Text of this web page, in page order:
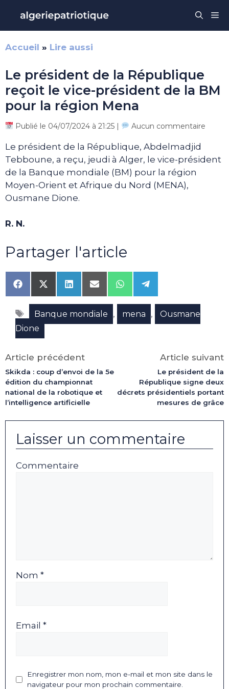
contenu
Accueil » Lire aussi
Le président de la République
reçoit le vice-président de la BM
pour la région Mena
Publié le 04/07/2024 à 21:25 | Aucun commentaire
Le président de la République, Abdelmadjid
Tebboune, a reçu, jeudi à Alger, le vice-président
de la Banque mondiale (BM) pour la région
Moyen-Orient et Afrique du Nord (MENA),
Ousmane Dione.
R. N.
Partager l'article
Share
on
Facebook
Share
on
X
(Twitter)
Share
on
LinkedIn
Share
on
Email
Share
on
WhatsApp
Share
on
Telegram
Étiquettes
Banque mondiale , mena ,
Ousmane
Dione
Article précédent
Skikda : coup d’envoi de la 5e
édition du championnat
national de la robotique et
l’intelligence artificielle
Article suivant
Le président de la
République signe deux
décrets présidentiels portant
mesures de grâce
Laisser un commentaire
Commentaire
Nom *
Email *
Enregistrer mon nom, mon e-mail et mon site dans le
navigateur pour mon prochain commentaire.